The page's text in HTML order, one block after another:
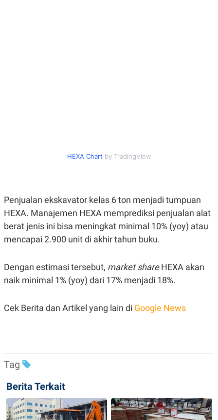
HEXA Chart by TradingView
Penjualan ekskavator kelas 6 ton menjadi tumpuan
HEXA. Manajemen HEXA memprediksi penjualan alat
berat jenis ini bisa meningkat minimal 10% (yoy) atau
mencapai 2.900 unit di akhir tahun buku.
Dengan estimasi tersebut, market shareHEXA akan
naik minimal 1% (yoy) dari 17% menjadi 18%.
Cek Berita dan Artikel yang lain di Google News
Tag
Berita Terkait